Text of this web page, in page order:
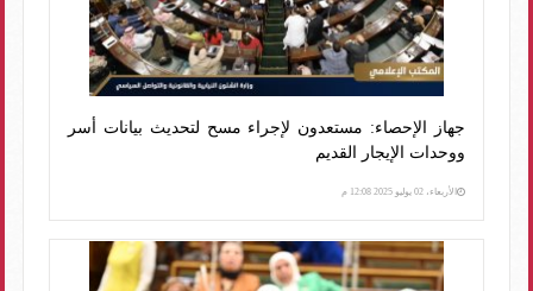
جهاز الإحصاء: مستعدون لإجراء مسح لتحديث بيانات أسر
ووحدات الإيجار القديم
الأربعاء، 02 يوليو 2025 12:08 م